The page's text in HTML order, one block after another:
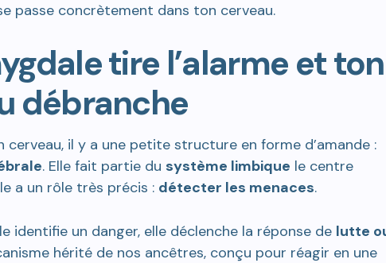
passe concrètement dans ton cerveau.
tire l’alarme et ton
débranche
il y a une petite structure en forme d’amande :
. Elle fait partie dusystème limbiquele centre
a un rôle très précis : détecter les menaces.
identifie un danger, elle déclenche la réponse delutte ou
hérité de nos ancêtres, conçu pour réagir en une